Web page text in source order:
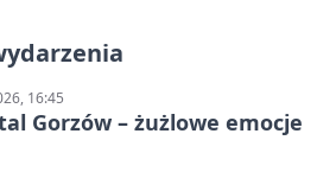
16:45
Gorzów – żużlowe emocje